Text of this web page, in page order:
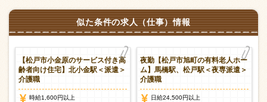
似た条件の求人（仕事）情報
【松戸市小金原のサービス付き高
齢者向け住宅】北小金駅＜派遣＞
介護職
時給1,600円以上
夜勤【松戸市旭町の有料老人ホー
ム】馬橋駅、松戸駅＜夜専派遣＞
介護職
日給24,500円以上